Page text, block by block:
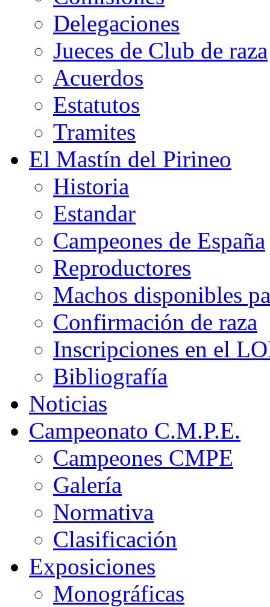
Delegaciones
Jueces de Club de raza
Acuerdos
Estatutos
Tramites
El Mastín del Pirineo
Historia
Estandar
Campeones de España
Reproductores
Machos disponibles
Confirmación de raza
Inscripciones en el
Bibliografía
Noticias
Campeonato C.M.P.E.
Campeones CMPE
Galería
Normativa
Clasificación
Exposiciones
Monográficas